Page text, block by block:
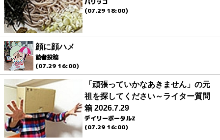
パリッコ
(07.29 18:00)
顔に顔ハメ
読者投稿
(07.29 16:00)
「頑張っていかなあきません」の元
祖を探してください～ライター質問
箱 2026.7.29
デイリーポータルZ
(07.29 16:00)